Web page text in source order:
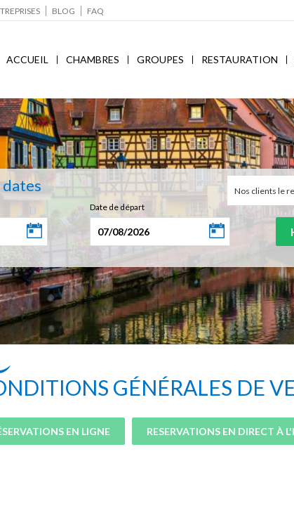
BLOG FAQ
ACCUEIL CHAMBRES GROUPES RESTAURATION
dates Nos clients le
Date de départ
GÉNÉRALES DE
EN LIGNE RESERVATIONS EN DIRECT À